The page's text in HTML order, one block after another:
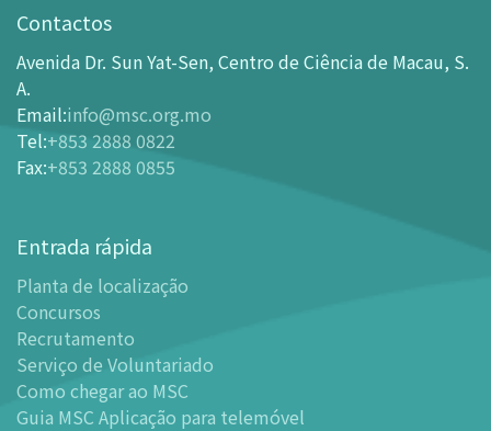
Horário de Funcionamento
Como chegar ao MSC
Bilheteira
- Comprar Ingressos On-line
- Ingressos e Tabela de Descontos
- Planta de localização
- Guia MSC Aplicação para telemóvel
Instalações
-
Mundo das Crianças
- Centro de Exibições
- Planetário
Contactos
Avenida Dr. Sun Yat-Sen, Centro de Ciência de Macau, S.
A.
Email:info@msc.org.mo
Tel:+853 2888 0822
Fax:+853 2888 0855
Entrada rápida
Planta de localização
Concursos
Recrutamento
Serviço de Voluntariado
Como chegar ao MSC
Guia MSC Aplicação para telemóvel